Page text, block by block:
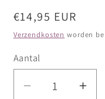
Normale
prijs
€14,95 EUR
Verzendkosten worden
Aantal
Aantal